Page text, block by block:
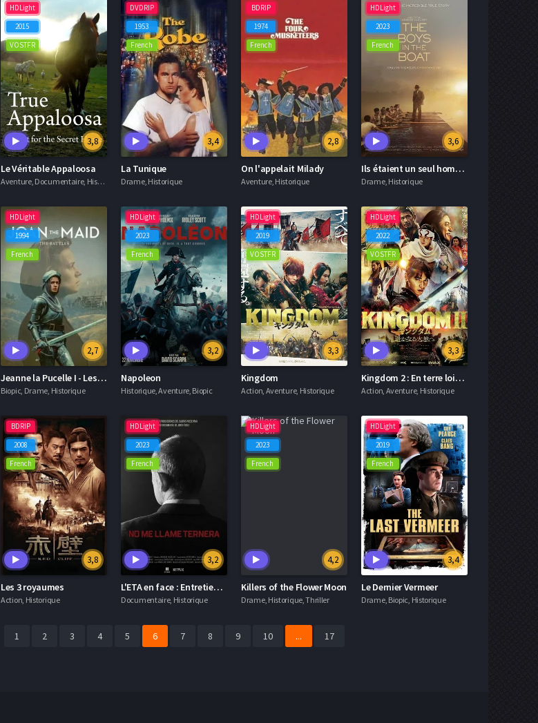
HDLight
2015
VOSTFR
3,8
Le Véritable Appaloosa
Aventure, Documentaire, Historique
DVDRIP
1953
French
3,4
La Tunique
Drame, Historique
BDRIP
1974
French
2,8
On l'appelait Milady
Aventure, Historique
HDLight
2023
French
3,6
Ils étaient un seul homme
Drame, Historique
HDLight
1994
French
2,7
Jeanne la Pucelle I - Les batailles
Biopic, Drame, Historique
HDLight
2023
French
3,2
Napoleon
Historique, Aventure, Biopic
HDLight
2019
VOSTFR
3,3
Kingdom
Action, Aventure, Historique
HDLight
2022
VOSTFR
3,3
Kingdom 2 : En terre lointaine
Action, Aventure, Historique
BDRIP
2008
French
3,8
Les 3 royaumes
Action, Historique
HDLight
2023
French
3,2
L'ETA en face : Entretien avec un chef historique
Documentaire, Historique
HDLight
2023
French
4,2
Killers of the Flower Moon
Drame, Historique, Thriller
HDLight
2019
French
3,4
Le Dernier Vermeer
Drame, Biopic, Historique
1 2 3 4 5 6 7 8 9 10 ... 17